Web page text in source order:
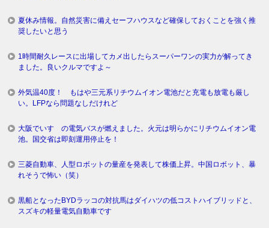
夏休み情報。自然災害に備えセーフハウスなど確保しておくことを強く推
奨したいと思う
1時間耐久レースに出場してカメ出したらスーパーワンの実力が解ってき
ました。良いクルマですよ～
外気温40度！ もはや三元系リチウムイオン電池だと充電も放電も厳し
い。LFPなら問題なしだけれど
大阪でいすゞの電気バスが燃えました。火元は明らかにリチウムイオン電
池。国交省は即刻運用停止を！
三菱自動車、人型ロボットの量産を発表して株価上昇。中国ロボット、暴
れそうで怖い（笑）
黒船となったBYDラッコの対抗馬はダイハツの低コストハイブリッドと、
スズキの軽量電気自動車です